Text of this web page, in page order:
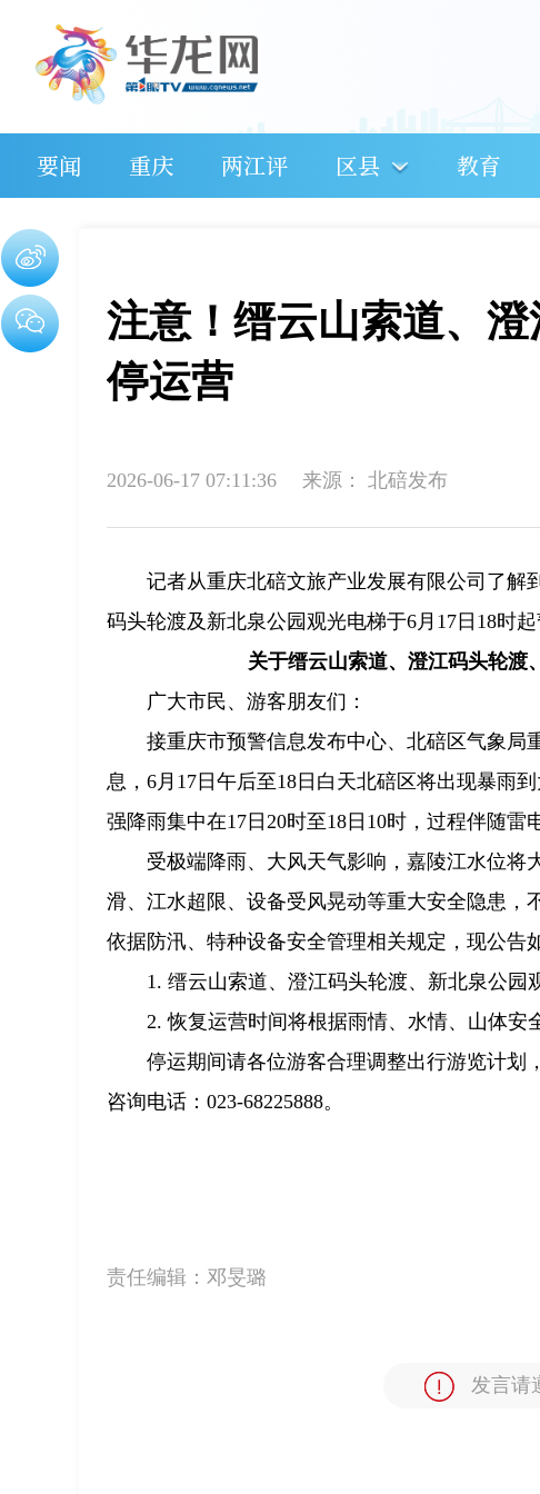
要闻 重庆 两江评 区县 教育
注意！缙云山索道、
停运营
2026-06-17 07:11:36 来源： 北碚发布
记者从重庆北碚文旅产业发展有限公司了解
码头轮渡及新北泉公园观光电梯于6月17日18时
关于缙云山索道、澄江码头轮渡
广大市民、游客朋友们：
接重庆市预警信息发布中心、北碚区气象局
息，6月17日午后至18日白天北碚区将出现暴雨
强降雨集中在17日20时至18日10时，过程伴随雷
受极端降雨、大风天气影响，嘉陵江水位将
滑、江水超限、设备受风晃动等重大安全隐患，
依据防汛、特种设备安全管理相关规定，现公告
1. 缙云山索道、澄江码头轮渡、新北泉公园
2. 恢复运营时间将根据雨情、水情、山体安
停运期间请各位游客合理调整出行游览计划
咨询电话：023-68225888。
责任编辑： 邓旻璐
发言请